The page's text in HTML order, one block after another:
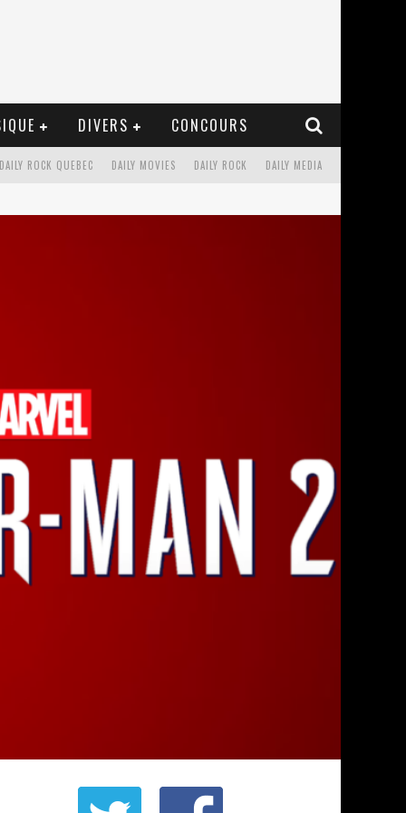
DIVERS CONCOURS
DAILY MEDIA
DAILY ROCK
DAILY MOVIES
DAILY ROCK QUEBEC